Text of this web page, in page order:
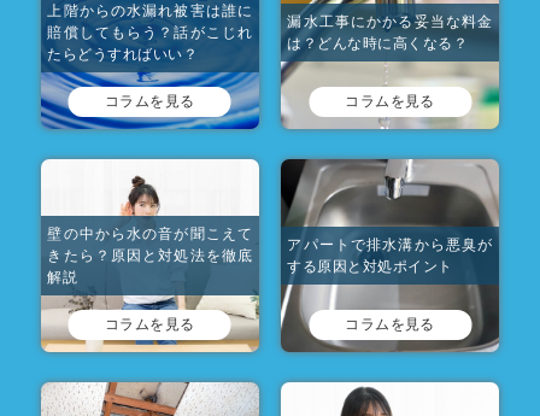
上階からの水漏れ被害は誰に
賠償してもらう？話がこじれ
たらどうすればいい？
コラムを見る
漏水工事にかかる妥当な料金
は？どんな時に高くなる？
コラムを見る
壁の中から水の音が聞こえて
きたら？原因と対処法を徹底
解説
コラムを見る
アパートで排水溝から悪臭が
する原因と対処ポイント
コラムを見る